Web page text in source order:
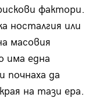
фактори.
носталгия или
масовия
има една
почнаха да
на тази ера.